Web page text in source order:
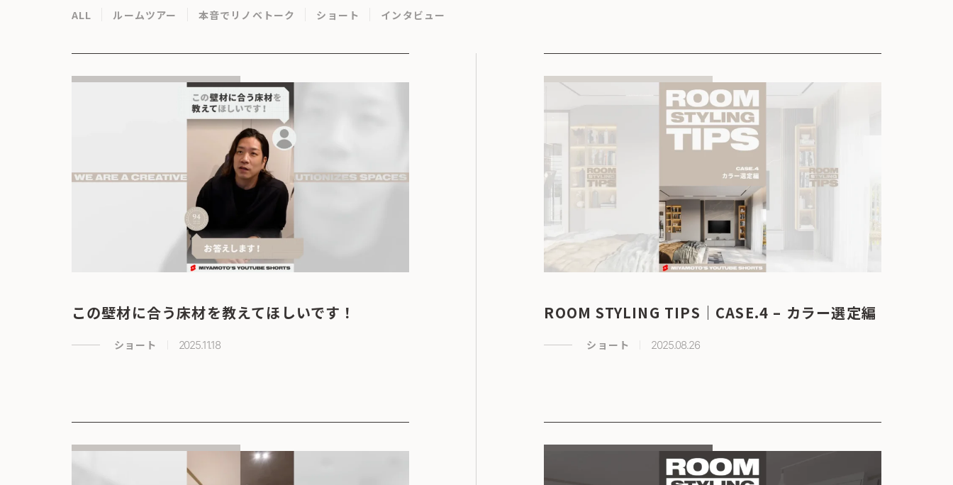
ALL ルームツアー 本音でリノベトーク ショート インタビュー
この壁材に合う床材を教えてほしいです！
ショート 2025.11.18
ROOM STYLING TIPS｜CASE.4 – カラー選定編
ショート 2025.08.26